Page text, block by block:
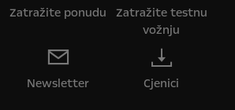
Zatražite ponudu
Zatražite testnu
vožnju
Newsletter Cjenici